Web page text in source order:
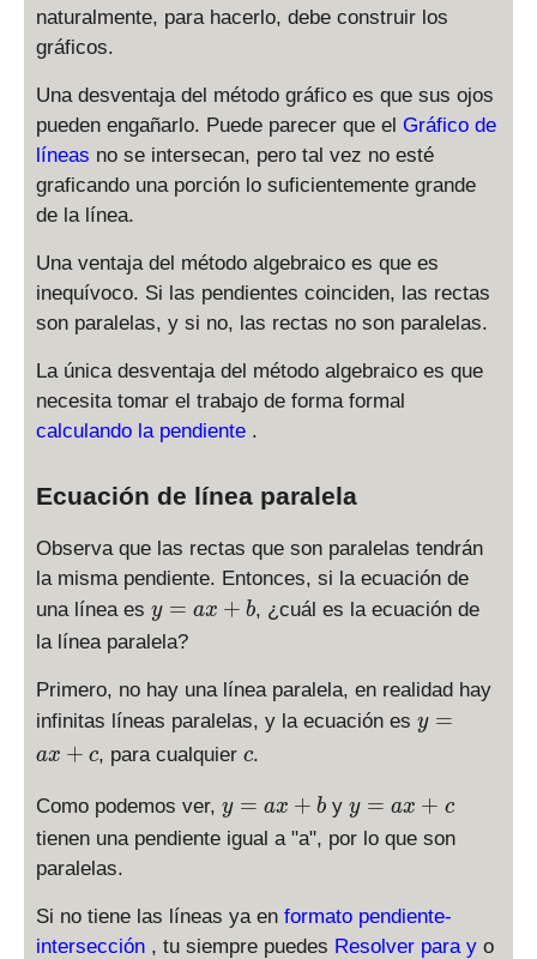
naturalmente, para hacerlo, debe construir los
gráficos.
Una desventaja del método gráfico es que sus ojos
pueden engañarlo. Puede parecer que el Gráfico de
líneas no se intersecan, pero tal vez no esté
graficando una porción lo suficientemente grande
de la línea.
Una ventaja del método algebraico es que es
inequívoco. Si las pendientes coinciden, las rectas
son paralelas, y si no, las rectas no son paralelas.
La única desventaja del método algebraico es que
necesita tomar el trabajo de forma formal
calculando la pendiente .
Ecuación de línea paralela
Observa que las rectas que son paralelas tendrán
la misma pendiente. Entonces, si la ecuación de
una línea es y
=
x
+
y = ax + b, ¿cuál es la ecuación de
la línea paralela?
Primero, no hay una línea paralela, en realidad hay
infinitas líneas paralelas, y la ecuación es y
c
y =
ax + c, para cualquierc
c.
Como podemos ver, y
=
a
+
b
y = ax + b yy
=
+
y = ax + c
tienen una pendiente igual a "a", por lo que son
paralelas.
Si no tiene las líneas ya en formato pendiente-
intersección , tu siempre puedes Resolver para y o